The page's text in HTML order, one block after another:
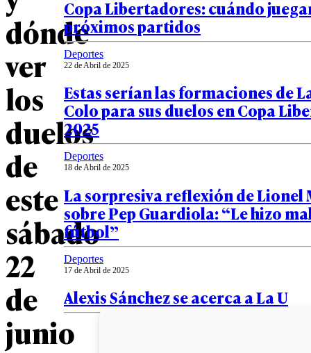
dónde
ver
los
duelos
de
este
sábado
22
de
junio
Copa Libertadores: cuándo
próximos partidos
Deportes
22 de Abril de 2025
Estas serían las formaciones de
Colo para sus duelos en Copa
2025
Deportes
18 de Abril de 2025
La sorpresiva reflexión de Lionel
sobre Pep Guardiola: “Le hizo
fútbol”
Deportes
17 de Abril de 2025
Alexis Sánchez se acerca a La U